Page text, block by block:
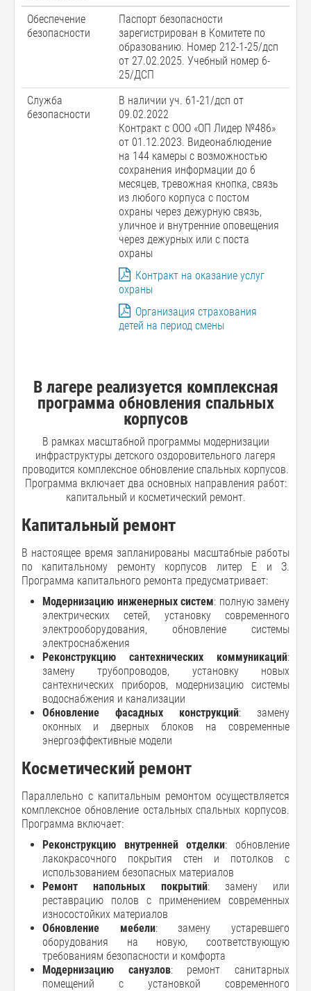
Обеспечение
безопасности
Паспорт безопасности
зарегистрирован в Комитете по
образованию. Номер 212-1-25/дсп
от 27.02.2025. Учебный номер 6-
25/ДСП
Служба
безопасности
В наличии уч. 61-21/дсп от
09.02.2022
Контракт с ООО «ОП Лидер №486»
от 01.12.2023. Видеонаблюдение
на 144 камеры с возможностью
сохранения информации до 6
месяцев, тревожная кнопка, связь
из любого корпуса с постом
охраны через дежурную связь,
уличное и внутренние оповещения
через дежурных или с поста
охраны
Контракт на оказание услуг
охраны
Организация страхования
детей на период смены
В лагере реализуется комплексная
программа обновления спальных
корпусов
В рамках масштабной программы модернизации
инфраструктуры детского оздоровительного лагеря
проводится комплексное обновление спальных корпусов.
Программа включает два основных направления работ:
капитальный и косметический ремонт.
Капитальный ремонт
В настоящее время запланированы масштабные работы
по капитальному ремонту корпусов литер Е и З.
Программа капитального ремонта предусматривает:
Модернизацию инженерных систем: полную замену
электрических сетей, установку современного
электрооборудования, обновление системы
электроснабжения
Реконструкцию сантехнических коммуникаций:
замену трубопроводов, установку новых
сантехнических приборов, модернизацию системы
водоснабжения и канализации
Обновление фасадных конструкций: замену
оконных и дверных блоков на современные
энергоэффективные модели
Косметический ремонт
Параллельно с капитальным ремонтом осуществляется
комплексное обновление остальных спальных корпусов.
Программа включает:
Реконструкцию внутренней отделки: обновление
лакокрасочного покрытия стен и потолков с
использованием безопасных материалов
Ремонт напольных покрытий: замену или
реставрацию полов с применением современных
износостойких материалов
Обновление мебели: замену устаревшего
оборудования на новую, соответствующую
требованиям безопасности и комфорта
Модернизацию санузлов: ремонт санитарных
помещений с установкой современного